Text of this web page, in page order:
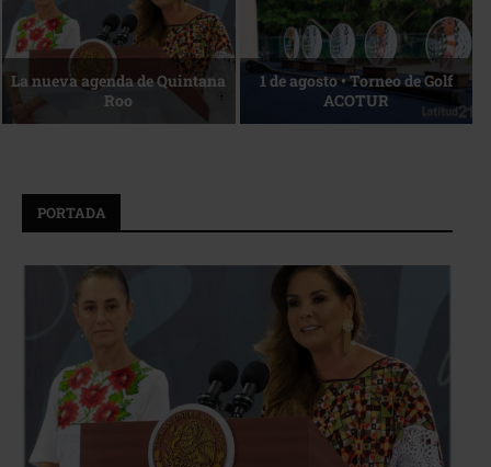
Reconocimiento de viajeros La esencia del servicio
PORTADA